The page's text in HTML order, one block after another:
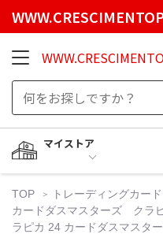
マイストア
TOP トレーディングカード
カードダスマスターズ クラ
ラピカ 24 カードダスマスタ